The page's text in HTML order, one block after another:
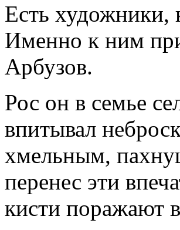
Есть художники,
Именно к ним
Арбузов.
Рос он в семье
впитывал
хмельным,
перенес эти
кисти поражают